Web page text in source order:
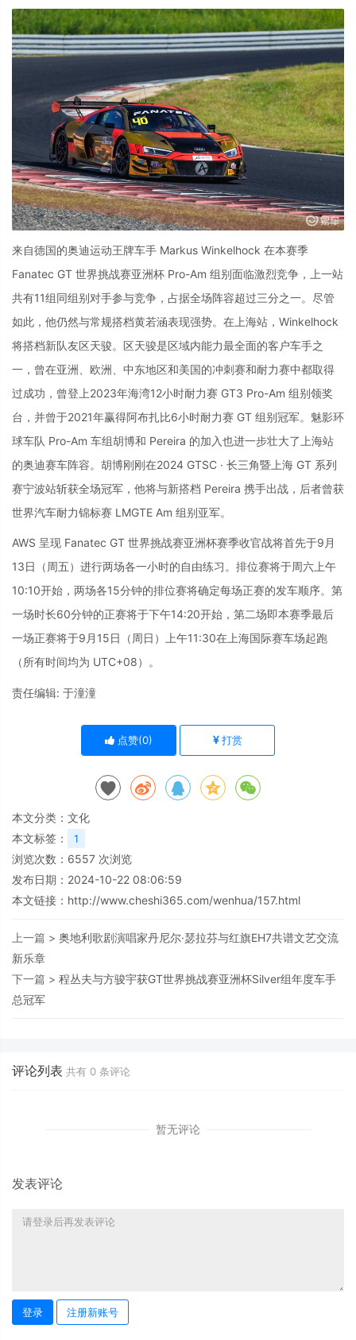
来自德国的奥迪运动王牌车手 Markus Winkelhock 在本赛季
Fanatec GT 世界挑战赛亚洲杯 Pro-Am 组别面临激烈竞争，上一站
共有11组同组别对手参与竞争，占据全场阵容超过三分之一。尽管
如此，他仍然与常规搭档黄若涵表现强势。在上海站，Winkelhock
将搭档新队友区天骏。区天骏是区域内能力最全面的客户车手之
一，曾在亚洲、欧洲、中东地区和美国的冲刺赛和耐力赛中都取得
过成功，曾登上2023年海湾12小时耐力赛 GT3 Pro-Am 组别领奖
台，并曾于2021年赢得阿布扎比6小时耐力赛 GT 组别冠军。魅影环
球车队 Pro-Am 车组胡博和 Pereira 的加入也进一步壮大了上海站
的奥迪赛车阵容。胡博刚刚在2024 GTSC · 长三角暨上海 GT 系列
赛宁波站斩获全场冠军，他将与新搭档 Pereira 携手出战，后者曾获
世界汽车耐力锦标赛 LMGTE Am 组别亚军。
AWS 呈现 Fanatec GT 世界挑战赛亚洲杯赛季收官战将首先于9月
13日（周五）进行两场各一小时的自由练习。排位赛将于周六上午
10:10开始，两场各15分钟的排位赛将确定每场正赛的发车顺序。第
一场时长60分钟的正赛将于下午14:20开始，第二场即本赛季最后
一场正赛将于9月15日（周日）上午11:30在上海国际赛车场起跑
（所有时间均为 UTC+08）。
责任编辑: 于潼潼
点赞(0) 打赏
本文分类： 文化
本文标签：
1
浏览次数： 6557 次浏览
发布日期：2024-10-22 08:06:59
本文链接： http://www.cheshi365.com/wenhua/157.html
上一篇 > 奥地利歌剧演唱家丹尼尔·瑟拉芬与红旗EH7共谱文艺交流
新乐章
下一篇 > 程丛夫与方骏宇获GT世界挑战赛亚洲杯Silver组年度车手
总冠军
评论列表 共有 0 条评论
暂无评论
发表评论
登录 注册新账号